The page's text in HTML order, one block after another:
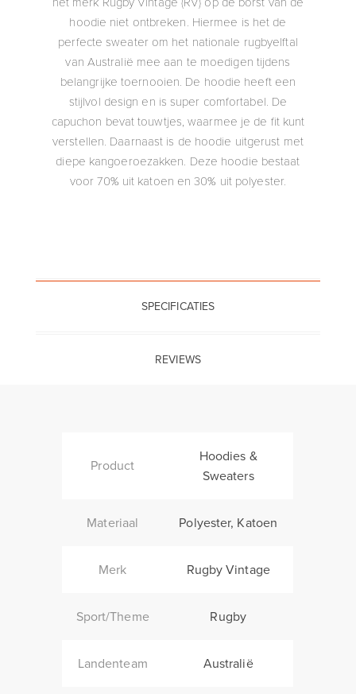
hoodie niet ontbreken. Hiermee is het de
perfecte sweater om het nationale rugbyelftal
van Australië mee aan te moedigen tijdens
belangrijke toernooien. De hoodie heeft een
stijlvol design en is super comfortabel. De
capuchon bevat touwtjes, waarmee je de fit kunt
verstellen. Daarnaast is de hoodie uitgerust met
diepe kangoeroezakken. Deze hoodie bestaat
voor 70% uit katoen en 30% uit polyester.
SPECIFICATIES
REVIEWS
Product
Hoodies &
Sweaters
Materiaal Polyester, Katoen
Merk Rugby Vintage
Sport/Theme Rugby
Landenteam Australië